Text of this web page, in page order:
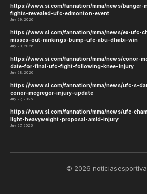
https://www.si.com/fannation/mma/news/banger-
fights-revealed-ufc-edmonton-event
July 29, 2026
https://www.si.com/fannation/mma/news/ex-ufc-
misses-out-rankings-bump-ufc-abu-dhabi-win
July 29, 2026
https://www.si.com/fannation/mma/news/conor-
date-for-final-ufc-fight-following-knee-injury
July 28, 2026
https://www.si.com/fannation/mma/news/ufc-s-
conor-mcgregor-injury-update
July 27, 2026
https://www.si.com/fannation/mma/news/ufc-
light-heavyweight-proposal-amid-injury
July 27, 2026
© 2026